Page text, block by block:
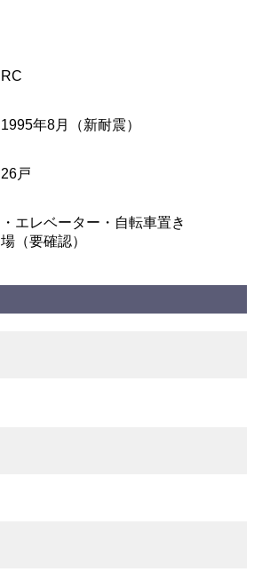
RC
1995年8月（新耐震）
26戸
・エレベーター・自転車置き
場（要確認）